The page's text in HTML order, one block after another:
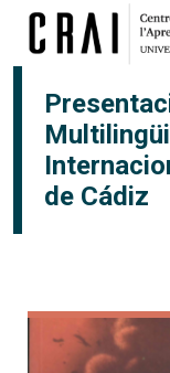
de Cádiz